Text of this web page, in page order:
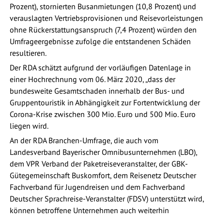
Prozent), stornierten Busanmietungen (10,8 Prozent) und
verauslagten Vertriebsprovisionen und Reisevorleistungen
ohne Rückerstattungsanspruch (7,4 Prozent) würden den
Umfrageergebnisse zufolge die entstandenen Schäden
resultieren.
Der RDA schätzt aufgrund der vorläufigen Datenlage in
einer Hochrechnung vom 06. März 2020, „dass der
bundesweite Gesamtschaden innerhalb der Bus- und
Gruppentouristik in Abhängigkeit zur Fortentwicklung der
Corona-Krise zwischen 300 Mio. Euro und 500 Mio. Euro
liegen wird.
An der RDA Branchen-Umfrage, die auch vom
Landesverband Bayerischer Omnibusunternehmen (LBO),
dem VPR Verband der Paketreiseveranstalter, der GBK-
Gütegemeinschaft Buskomfort, dem Reisenetz Deutscher
Fachverband für Jugendreisen und dem Fachverband
Deutscher Sprachreise-Veranstalter (FDSV) unterstützt wird,
können betroffene Unternehmen auch weiterhin